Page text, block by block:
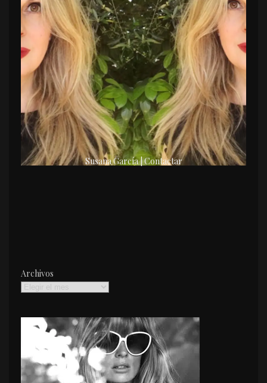
Susana García | Contactar
Archivos